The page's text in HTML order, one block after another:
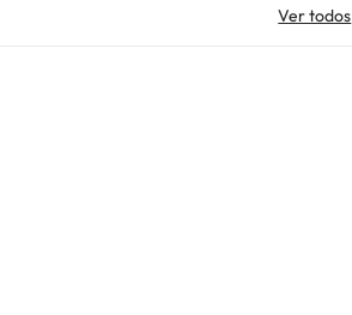
Ver todos